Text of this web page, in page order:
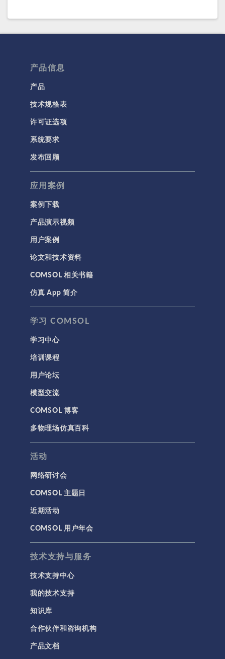
产品信息
产品
技术规格表
许可证选项
系统要求
发布回顾
应用案例
案例下载
产品演示视频
用户案例
论文和技术资料
COMSOL 相关书籍
仿真 App 简介
学习 COMSOL
学习中心
培训课程
用户论坛
模型交流
COMSOL 博客
多物理场仿真百科
活动
网络研讨会
COMSOL 主题日
近期活动
COMSOL 用户年会
技术支持与服务
技术支持中心
我的技术支持
知识库
合作伙伴和咨询机构
产品文档